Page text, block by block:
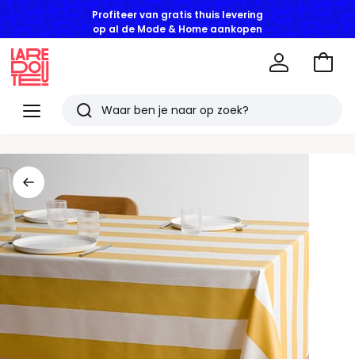
Profiteer van gratis thuis levering
op al de Mode & Home aankopen
Menu
Redoute
Zoeken
artikelen
Naar